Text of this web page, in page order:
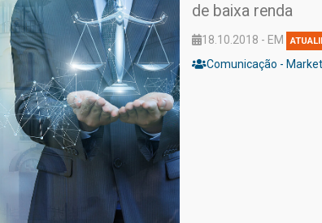
de baixa renda
18.10.2018 - EM
Comunicação -